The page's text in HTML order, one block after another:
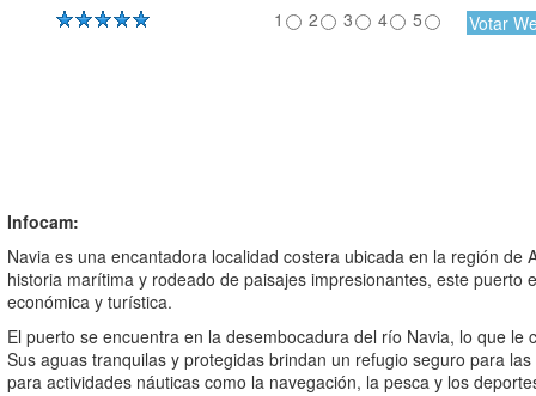
1 2 3 4 5
Infocam:
Navia es una encantadora localidad costera ubicada en la región de
historia marítima y rodeado de paisajes impresionantes, este puerto
económica y turística.
El puerto se encuentra en la desembocadura del río Navia, lo que le
Sus aguas tranquilas y protegidas brindan un refugio seguro para
para actividades náuticas como la navegación, la pesca y los